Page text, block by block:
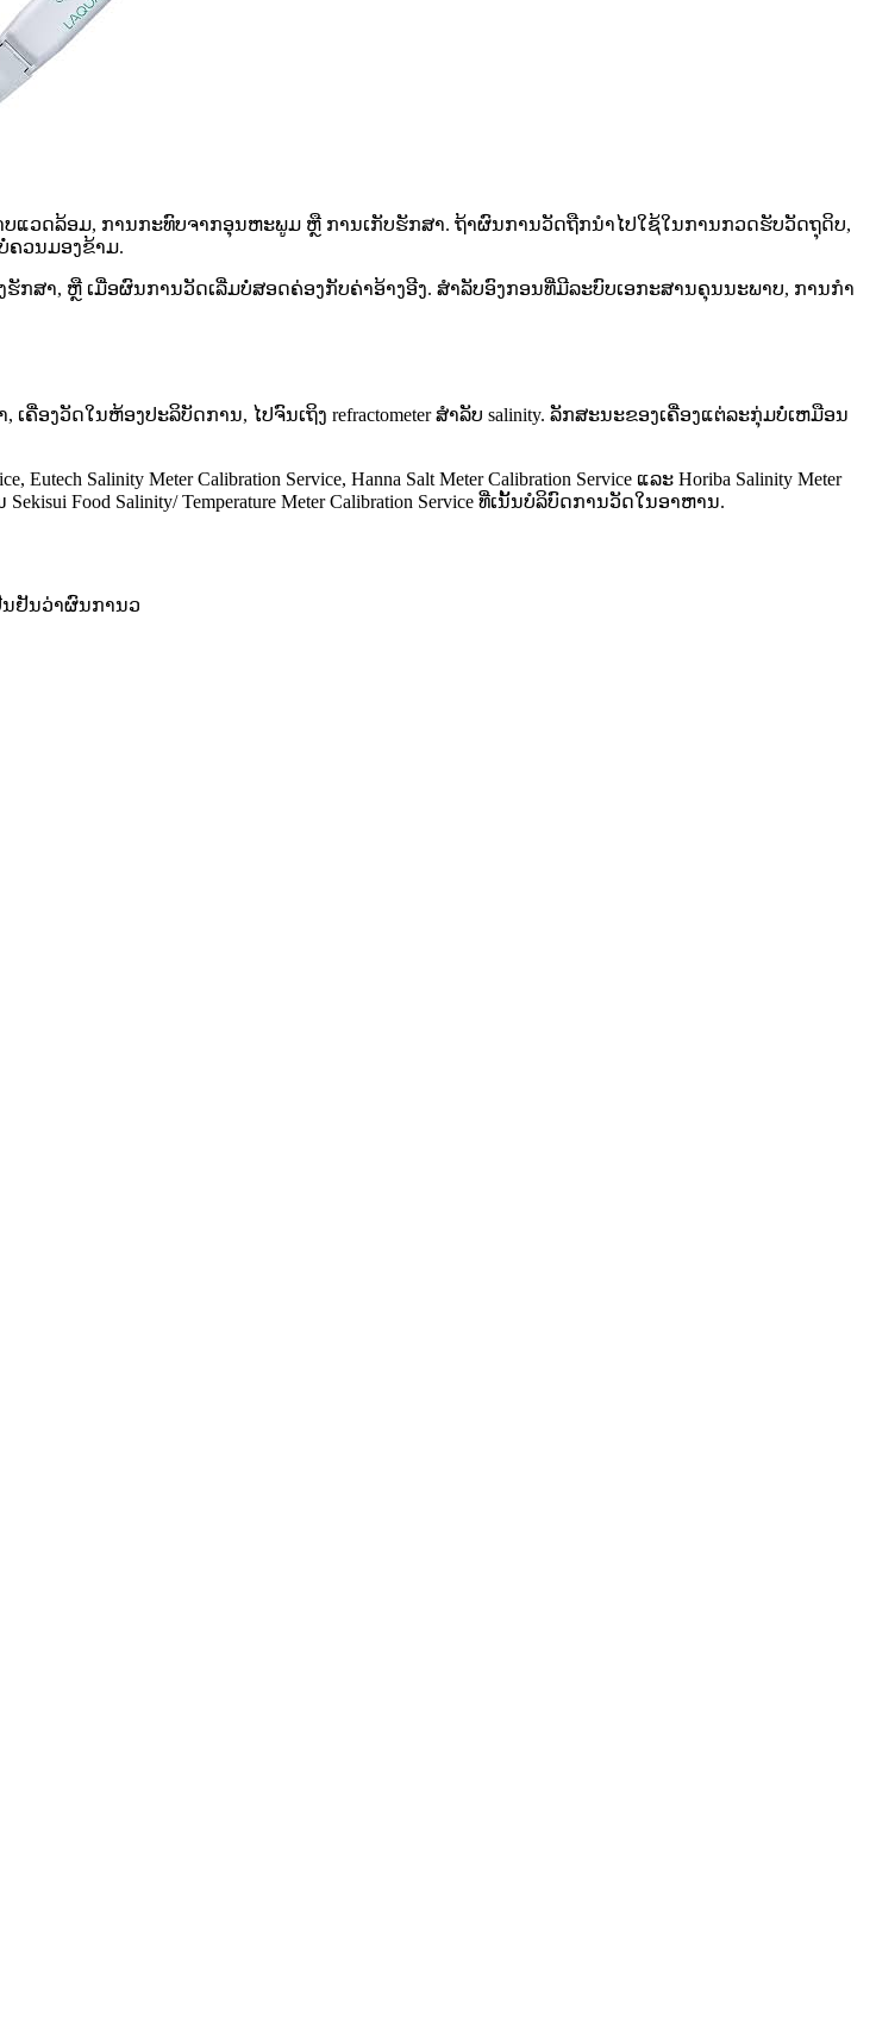
ບແວດລ້ອມ, ການກະທົບຈາກອຸນຫະພູມ ຫຼື ການເກັບຮັກສາ. ຖ້າຜົນການວັດຖືກນໍາໄປໃຊ້ໃນການກວດຮັບວັດຖຸດິບ,
ວນມອງຂ້າມ.
ຮັກສາ, ຫຼື ເມື່ອຜົນການວັດເລີ່ມບໍ່ສອດຄ່ອງກັບຄ່າອ້າງອີງ. ສໍາລັບອົງກອນທີ່ມີລະບົບເອກະສານຄຸນນະພາບ, ການກໍາ
ງວັດໃນຫ້ອງປະລິບັດການ, ໄປຈົນເຖິງ refractometer ສໍາລັບ salinity. ລັກສະນະຂອງເຄື່ອງແຕ່ລະກຸ່ມບໍ່ເຫມືອນ
Salinity Meter Calibration Service, Hanna Salt Meter Calibration Service ແລະ Horiba Salinity Meter
Food Salinity/ Temperature Meter Calibration Service ທີ່ເນັ້ນບໍລິບົດການວັດໃນອາຫານ.
ນຢັນວ່າຜົນການວ